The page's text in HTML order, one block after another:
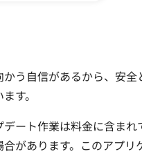
う自信があるから、安
す。
ート作業は料金に含ま
があります。このアプ